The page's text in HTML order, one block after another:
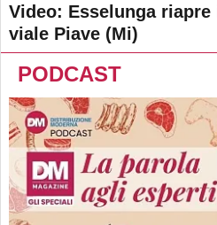
Video: Esselunga
viale Piave (Mi)
PODCAST